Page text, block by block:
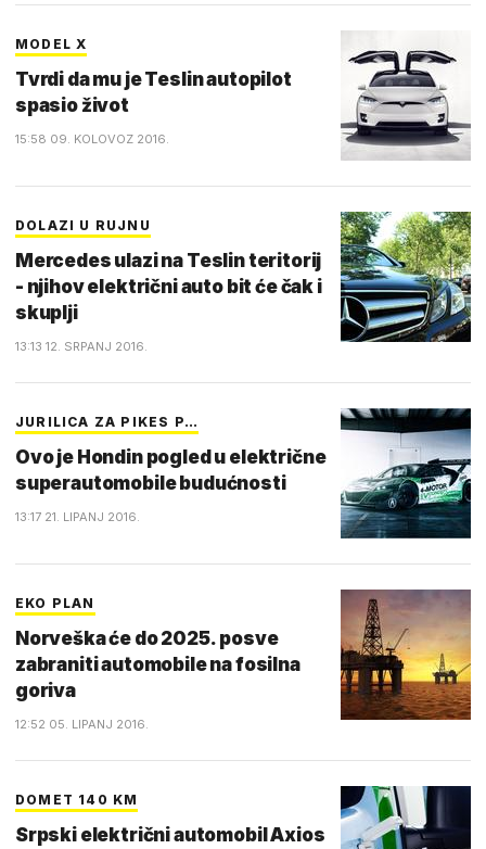
MODEL X
Tvrdi da mu je Teslin autopilot
spasio život
15:58 09. KOLOVOZ 2016.
DOLAZI U RUJNU
Mercedes ulazi na Teslin teritorij
- njihov električni auto bit će čak i
skuplji
13:13 12. SRPANJ 2016.
JURILICA ZA PIKES P…
Ovo je Hondin pogled u električne
superautomobile budućnosti
13:17 21. LIPANJ 2016.
EKO PLAN
Norveška će do 2025. posve
zabraniti automobile na fosilna
goriva
12:52 05. LIPANJ 2016.
DOMET 140 KM
Srpski električni automobil Axios